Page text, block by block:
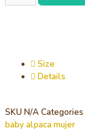
Size
Details
SKU N/A Categories
baby alpaca mujer